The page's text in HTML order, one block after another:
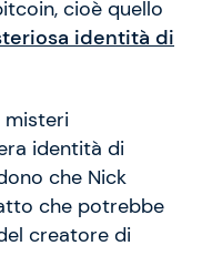
cioè quello
identità di
misteri
identità di
che Nick
che potrebbe
creatore di